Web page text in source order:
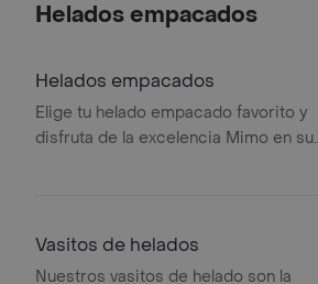
Helados empacados
Helados empacados
Elige tu helado empacado favorito y
disfruta de la excelencia Mimo en su
Vasitos de helados
Nuestros vasitos de helado son la